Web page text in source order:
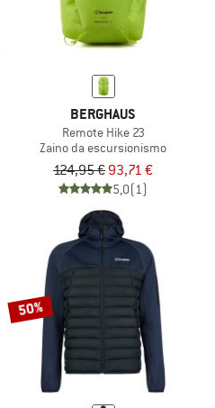
BERGHAUS
Remote Hike 23
Zaino da escursionismo
124,95 € 93,71 €
5,0(1)
50%